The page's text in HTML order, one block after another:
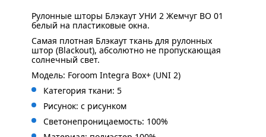
Рулонные шторы Блэкаут УНИ 2 Жемчуг BO 01
белый на пластиковые окна.
Самая плотная Блэкаут ткань для рулонных
штор (Blackout), абсолютно не пропускающая
солнечный свет.
Модель: Foroom Integra Box+ (UNI 2)
Категория ткани: 5
Рисунок: с рисунком
Светонепроницаемость: 100%